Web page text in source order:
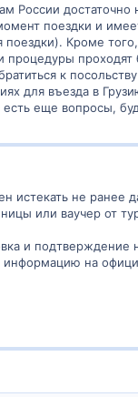
России достаточно
поездки и
Кроме
процедуры
к посольству
для въезда в
еще вопросы,
истекать не ранее
или ваучер от
и подтверждение
информацию на